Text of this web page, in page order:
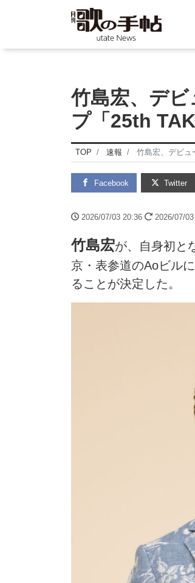
竹島宏、デ
プ「25th
TOP 速報 竹島宏、デビ
Facebook Twitter
2026/07/03 20:36 2026/07/
竹島宏が、自身初と
京・表参道のAoビル
ることが決定した。